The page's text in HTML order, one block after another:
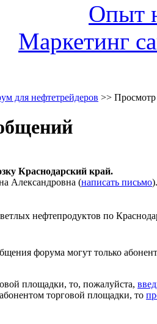
Опыт
Маркетинг
для нефтетрейдеров >>
Краснодарский край.
Александровна (написать письмо
нефтепродуктов по
форума могут только
площадки, то, пожалуйста,
торговой площадки, то